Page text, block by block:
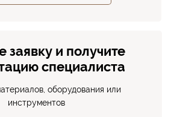
заявку и получите
специалиста
оборудования или
инструментов